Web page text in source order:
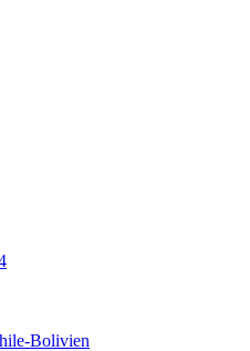
Bolivien